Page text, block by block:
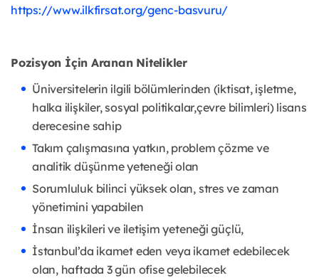
https://www.ilkfirsat.org/genc-basvuru/
Pozisyon İçin Aranan Nitelikler
Üniversitelerin ilgili bölümlerinden (iktisat, işletme,
halka ilişkiler, sosyal politikalar,çevre bilimleri) lisans
derecesine sahip
Takım çalışmasına yatkın, problem çözme ve
analitik düşünme yeteneği olan
Sorumluluk bilinci yüksek olan, stres ve zaman
yönetimini yapabilen
İnsan ilişkileri ve iletişim yeteneği güçlü,
İstanbul’da ikamet eden veya ikamet edebilecek
olan, haftada 3 gün ofise gelebilecek